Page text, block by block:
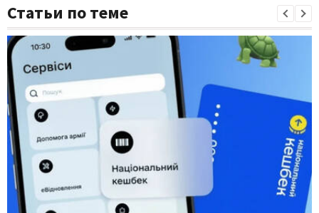
Статьи по теме